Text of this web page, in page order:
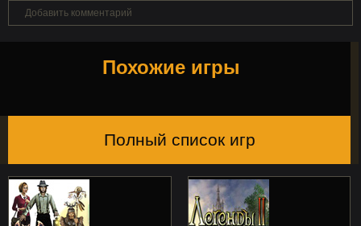
Добавить комментарий
Похожие игры
Полный список игр